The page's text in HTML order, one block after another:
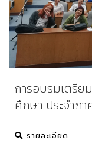
การอบรมเตรี
ศึกษา ประจำภ
รายละเอียด